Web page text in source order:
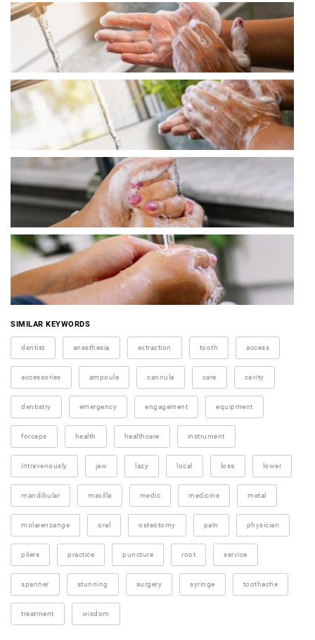
SIMILAR KEYWORDS
dentist anesthesia extraction tooth access
accessories ampoule cannula care cavity
dentistry emergency engagement equipment
forceps health healthcare instrument
intravenously jaw lazy local loss lower
mandibular maxilla medic medicine metal
molarenzange oral osteotomy pain physician
pliers practice puncture root service
spanner stunning surgery syringe toothache
treatment wisdom